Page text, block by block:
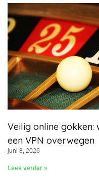
Veilig online gokken:
een VPN overwegen
juni 8, 2026
Lees verder »